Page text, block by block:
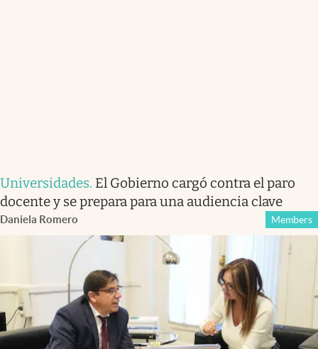
Universidades. El Gobierno cargó contra el paro
docente y se prepara para una audiencia clave
Daniela Romero Members